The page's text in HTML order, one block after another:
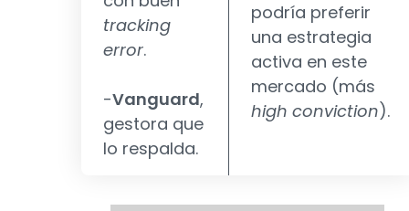
tracking
error.
-Vanguard,
gestora que
lo respalda.
podría preferir
una estrategia
activa en este
mercado (más
high conviction).